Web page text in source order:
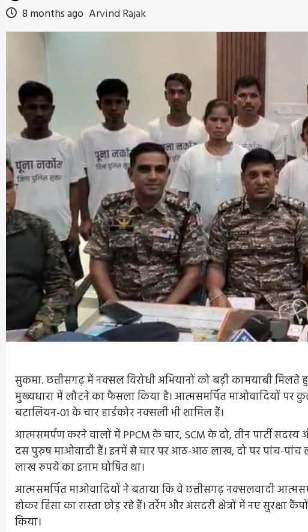
8 months ago Arvind Rajak
सुकमा. छत्तीसगढ़ में नक्सल विरोधी अभियानों को बड़ी कामयाबी
मुख्यधारा में लौटने का फैसला किया है। आत्मसमर्पित माओवादियों पर
बटालियन-01 के चार हार्डकोर नक्सली भी शामिल हैं।
आत्मसमर्पण करने वालों में PPCM के चार, SCM के दो, तीन पार्टी
दस पुरुष माओवादी हैं। इनमें से चार पर आठ-आठ लाख, दो पर पांच-
लाख रुपये का इनाम घोषित था।
आत्मसमर्पित माओवादियों ने बताया कि वे छत्तीसगढ़ नक्सलवादी
होकर हिंसा का रास्ता छोड़ रहे हैं। तर्रेम और अंसदरी क्षेत्रों में नए सुरक्षा
किया।